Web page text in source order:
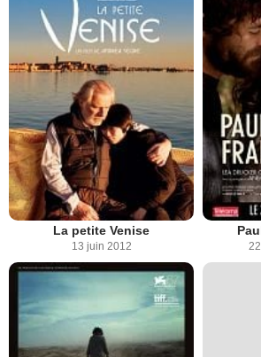
La petite Venise
13 juin 2012